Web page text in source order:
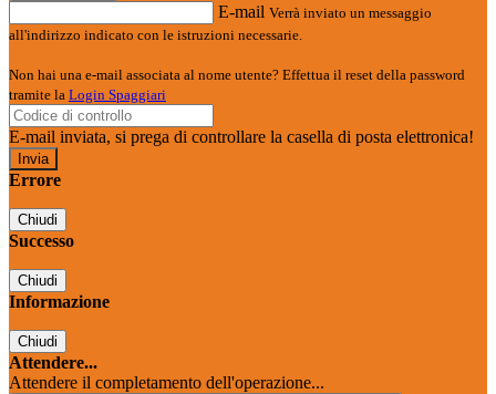
E-mail Verrà inviato un messaggio
all'indirizzo indicato con le istruzioni necessarie.
Non hai una e-mail associata al nome utente? Effettua il reset della password
tramite la Login Spaggiari
E-mail inviata, si prega di controllare la casella di posta elettronica!
Errore
Chiudi
Successo
Chiudi
Informazione
Chiudi
Attendere...
Attendere il completamento dell'operazione...